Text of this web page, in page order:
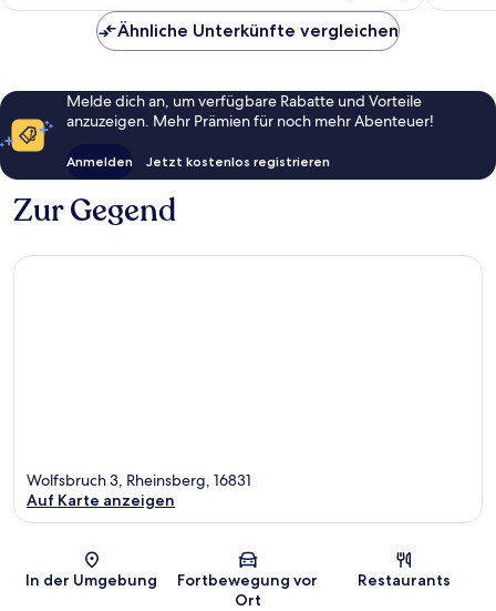
Bewertungen
Ähnliche Unterkünfte vergleichen
Melde dich an, um verfügbare Rabatte und Vorteile
anzuzeigen. Mehr Prämien für noch mehr Abenteuer!
Anmelden Jetzt kostenlos registrieren
Zur Gegend
Karte
Wolfsbruch 3, Rheinsberg, 16831
Auf Karte anzeigen
In der Umgebung
Fortbewegung vor
Ort
Restaurants